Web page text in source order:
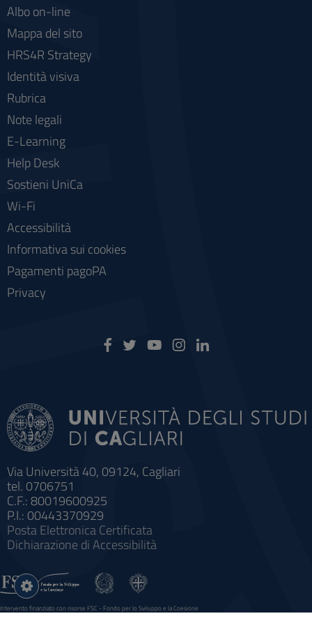
Via Università 40, 09124, Cagliari
tel. 0706751
C.F.: 80019600925
P.I.: 00443370929
Posta Elettronica Certificata
Dichiarazione di Accessibilità
Albo on-line
Mappa del sito
HRS4R Strategy
Identità visiva
Rubrica
Note legali
E-Learning
Help Desk
Sostieni UniCa
Wi-Fi
Accessibilità
Informativa sui cookies
Pagamenti pagoPA
Privacy
Intervento finanziato con risorse FSC - Fondo per lo Sviluppo e la Coesione
Sistema informatico gestionale integrato a supporto della didattica e della ricerca e potenziamento dei servizi online
Impostazioni
cookie